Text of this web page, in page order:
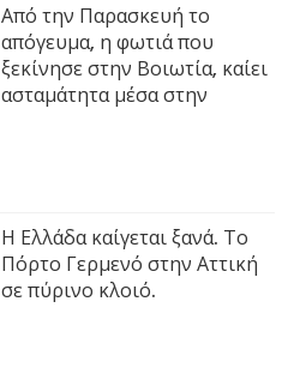
Από την Παρασκευή το
απόγευμα, η φωτιά που
ξεκίνησε στην Βοιωτία, καίει
ασταμάτητα μέσα στην
Η Ελλάδα καίγεται ξανά. Το
Πόρτο Γερμενό στην Αττική
σε πύρινο κλοιό.